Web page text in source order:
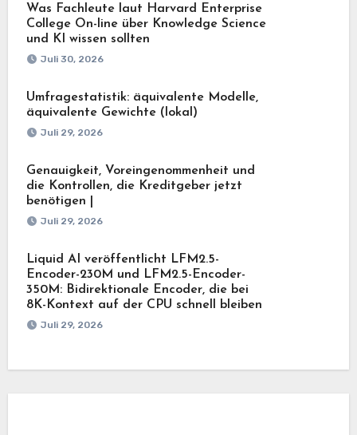
Was Fachleute laut Harvard Enterprise
College On-line über Knowledge Science
und KI wissen sollten
Juli 30, 2026
Umfragestatistik: äquivalente Modelle,
äquivalente Gewichte (lokal)
Juli 29, 2026
Genauigkeit, Voreingenommenheit und
die Kontrollen, die Kreditgeber jetzt
benötigen |
Juli 29, 2026
Liquid AI veröffentlicht LFM2.5-
Encoder-230M und LFM2.5-Encoder-
350M: Bidirektionale Encoder, die bei
8K-Kontext auf der CPU schnell bleiben
Juli 29, 2026